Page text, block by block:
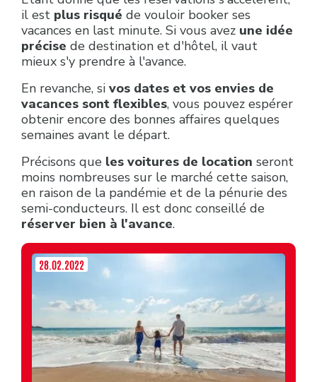
il est plus risqué de vouloir booker ses
vacances en last minute. Si vous avez une idée
précise de destination et d'hôtel, il vaut
mieux s'y prendre à l'avance.
En revanche, si vos dates et vos envies de
vacances sont flexibles, vous pouvez espérer
obtenir encore des bonnes affaires quelques
semaines avant le départ.
Précisons que les voitures de location seront
moins nombreuses sur le marché cette saison,
en raison de la pandémie et de la pénurie des
semi-conducteurs. Il est donc conseillé de
réserver bien à l'avance.
28.02.2022